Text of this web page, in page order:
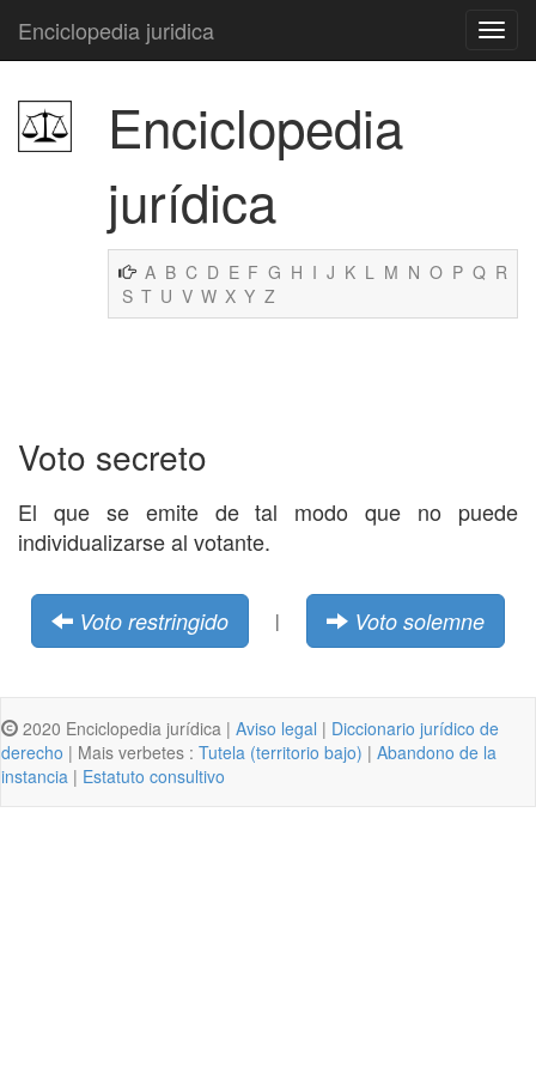
Enciclopedia juridica
Enciclopedia
jurídica
A B C D E F G H I J K L M N O P Q R
S T U V W X Y Z
Voto secreto
El que se emite de tal modo que no puede
individualizarse al votante.
Voto restringido | Voto solemne
2020 Enciclopedia jurídica | Aviso legal | Diccionario jurídico de
derecho | Mais verbetes : Tutela (territorio bajo) | Abandono de la
instancia | Estatuto consultivo